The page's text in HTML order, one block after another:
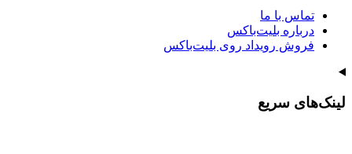
تماس با ما
درباره بلیت‌باکس
فروش رویداد روی بلیت‌باکس
لینک‌های سریع